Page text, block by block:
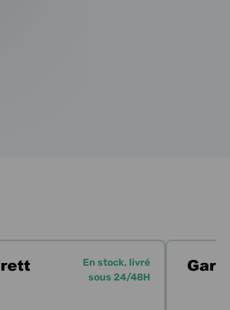
En stock, livré
sous 24/48H